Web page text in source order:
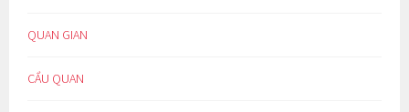
QUAN GIAN
CẨU QUAN